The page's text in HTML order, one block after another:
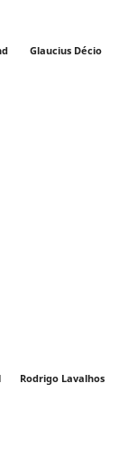
Glaucius Décio
Rodrigo Lavalhos